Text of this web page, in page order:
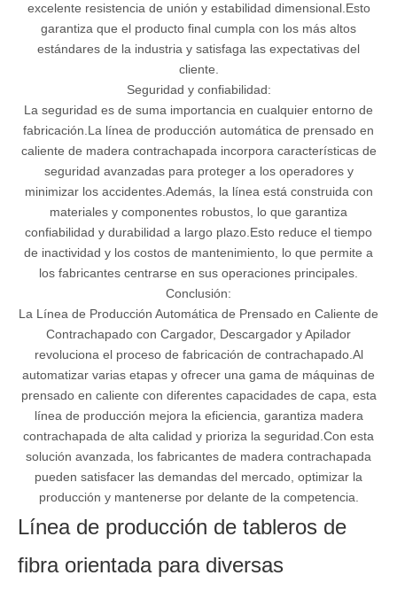
excelente resistencia de unión y estabilidad dimensional.Esto
garantiza que el producto final cumpla con los más altos
estándares de la industria y satisfaga las expectativas del
cliente.
Seguridad y confiabilidad:
La seguridad es de suma importancia en cualquier entorno de
fabricación.La línea de producción automática de prensado en
caliente de madera contrachapada incorpora características de
seguridad avanzadas para proteger a los operadores y
minimizar los accidentes.Además, la línea está construida con
materiales y componentes robustos, lo que garantiza
confiabilidad y durabilidad a largo plazo.Esto reduce el tiempo
de inactividad y los costos de mantenimiento, lo que permite a
los fabricantes centrarse en sus operaciones principales.
Conclusión:
La Línea de Producción Automática de Prensado en Caliente de
Contrachapado con Cargador, Descargador y Apilador
revoluciona el proceso de fabricación de contrachapado.Al
automatizar varias etapas y ofrecer una gama de máquinas de
prensado en caliente con diferentes capacidades de capa, esta
línea de producción mejora la eficiencia, garantiza madera
contrachapada de alta calidad y prioriza la seguridad.Con esta
solución avanzada, los fabricantes de madera contrachapada
pueden satisfacer las demandas del mercado, optimizar la
producción y mantenerse por delante de la competencia.
Línea de producción de tableros de
fibra orientada para diversas